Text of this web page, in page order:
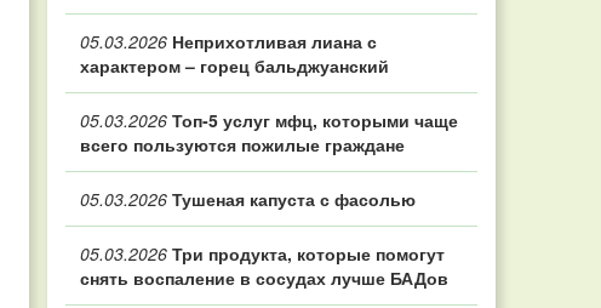
05.03.2026 Неприхотливая лиана с
характером – горец бальджуанский
05.03.2026 Топ‑5 услуг мфц, которыми чаще
всего пользуются пожилые граждане
05.03.2026 Тушеная капуста с фасолью
05.03.2026 Три продукта, которые помогут
снять воспаление в сосудах лучше БАДов